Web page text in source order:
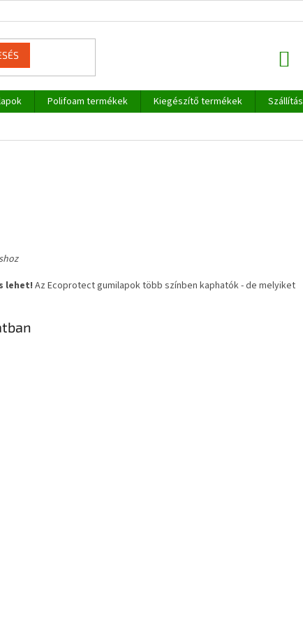
Polifoam termékek Kiegészítő termékek Szállítás
lehet! Az Ecoprotect gumilapok több színben kaphatók - de melyiket